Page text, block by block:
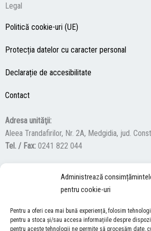
Administrează
pentru cookie-uri
Pentru a oferi cea mai bună experiență, folosim
pentru a stoca și/sau accesa informațiile despre
pentru aceste tehnologii ne permite să procesăm date,
Legal
Politică cookie-uri (UE)
Protecția datelor cu caracter personal
Declarație de accesibilitate
Contact
Adresa unităţii:
Aleea Trandafirilor, Nr. 2A, Medgidia, jud.
Tel. / Fax: 0241 822 044
F
a
c
e
Y
u
t
I
s
t
ACCES NEVĂZĂTORI